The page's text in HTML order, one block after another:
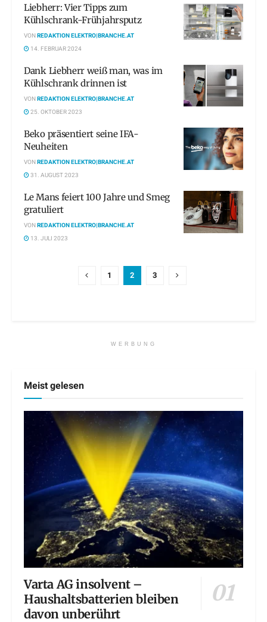
Liebherr: Vier Tipps zum
Kühlschrank-Frühjahrsputz
VONREDAKTION ELEKTRO|BRANCHE.AT
14. FEBRUAR 2024
Dank Liebherr weiß man, was im
Kühlschrank drinnen ist
VONREDAKTION ELEKTRO|BRANCHE.AT
25. OKTOBER 2023
Beko präsentiert seine IFA-
Neuheiten
VONREDAKTION ELEKTRO|BRANCHE.AT
31. AUGUST 2023
Le Mans feiert 100 Jahre und Smeg
gratuliert
VONREDAKTION ELEKTRO|BRANCHE.AT
13. JULI 2023
1 2 3
WERBUNG
Meist gelesen
Varta AG insolvent –
Haushaltsbatterien bleiben
davon unberührt